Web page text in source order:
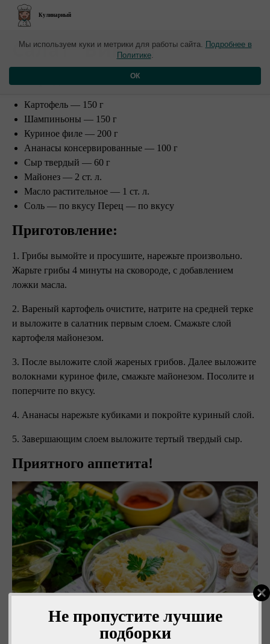
Не пропустите лучшие
подборки
Кулинарный
​Салат "Викинг"
Картофель — 150 г
Шампиньоны — 150 г
Куриное филе — 200 г
Ананасы консервированные — 100 г
Сыр твердый — 60 г
Майонез — 2 ст. л.
Масло растительное — 1 ст. л.
Соль — по вкусу Перец — по вкусу
Приготовление:
1. Грибы вымойте и просушите, нарежьте произвольно.
Жарьте грибы 4 минуты на сковороде, с добавлением
ложки масла.
2. Вареный картофель очистите, натрите на средней терке
и выложите в салатник первым слоем. Смажьте слой
картофеля майонезом.
3. После выложите слой жареных грибов. Далее выложите
волокнами куриное филе, смажьте майонезом. Посолите и
поперчите по вкусу.
4. Ананасы нарежьте кубиками и покройте куриный слой.
5. Завершающим слоем выложите тертый твердый сыр.
Приятного аппетита!
Мы используем куки и метрики для работы сайта. Подробнее в
Политике.
ОК